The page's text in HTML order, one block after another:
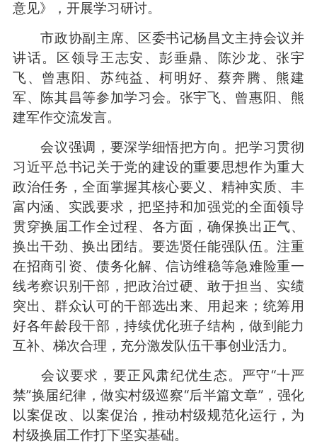
意见》，开展学习研讨。
市政协副主席、区委书记杨昌文主持会议并
讲话。区领导王志安、彭垂鼎、陈沙龙、张宇
飞、曾惠阳、苏纯益、柯明好、蔡奔腾、熊建
军、陈其昌等参加学习会。张宇飞、曾惠阳、熊
建军作交流发言。
会议强调，要深学细悟把方向。把学习贯彻
习近平总书记关于党的建设的重要思想作为重大
政治任务，全面掌握其核心要义、精神实质、丰
富内涵、实践要求，把坚持和加强党的全面领导
贯穿换届工作全过程、各方面，确保换出正气、
换出干劲、换出团结。要选贤任能强队伍。注重
在招商引资、债务化解、信访维稳等急难险重一
线考察识别干部，把政治过硬、敢于担当、实绩
突出、群众认可的干部选出来、用起来；统筹用
好各年龄段干部，持续优化班子结构，做到能力
互补、梯次合理，充分激发队伍干事创业活力。
会议要求，要正风肃纪优生态。严守“十严
禁”换届纪律，做实村级巡察“后半篇文章”，强化
以案促改、以案促治，推动村级规范化运行，为
村级换届工作打下坚实基础。